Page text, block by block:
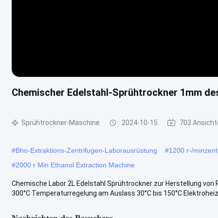
Chemischer Edelstahl-Sprühtrockner 1mm
Sprühtrockner-Maschine 2024-10-15 703
#Bho-Extraktions-Zentrifugen-Laborausrüstung #1200 r-/
#2000 r Min Ethanol Extraction Machine
Chemische Labor 2L Edelstahl Sprühtrockner zur Herstellung
300°C Temperaturregelung am Auslass 30°C bis 150°C